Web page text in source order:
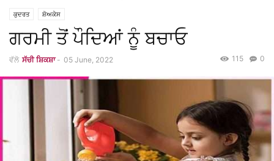
ਕੁਦਰਤ ਸ਼ੋਅਕੇਸ
ਗਰਮੀ ਤੋਂ ਪੌਦਿਆਂ ਨੂੰ ਬਚਾਓ
ਵੱਲੋ ਸੱਚੀ ਸ਼ਿਕਸ਼ਾ - 05 June, 2022 0
115